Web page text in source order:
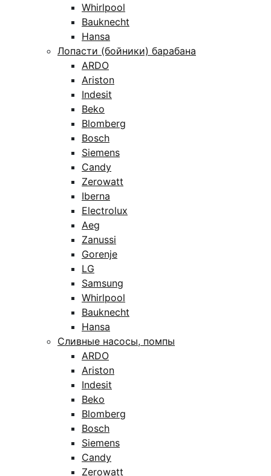
Whirlpool
Bauknecht
Hansa
Лопасти (бойники) барабана
ARDO
Ariston
Indesit
Beko
Blomberg
Bosch
Siemens
Candy
Zerowatt
Iberna
Electrolux
Aeg
Zanussi
Gorenje
LG
Samsung
Whirlpool
Bauknecht
Hansa
Сливные насосы, помпы
ARDO
Ariston
Indesit
Beko
Blomberg
Bosch
Siemens
Candy
Zerowatt